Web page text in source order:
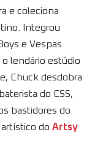
e coleciona
Integrou
e Vespas
lendário estúdio
Chuck desdobra
do CSS,
bastidores do
do Artsy